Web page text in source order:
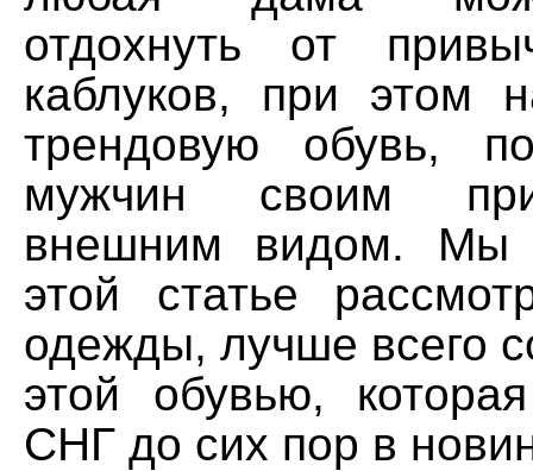
отдохнуть от
каблуков, при этом
трендовую обувь,
мужчин своим
внешним видом. Мы
этой статье
одежды, лучше всего
этой обувью,
СНГ до сих пор в